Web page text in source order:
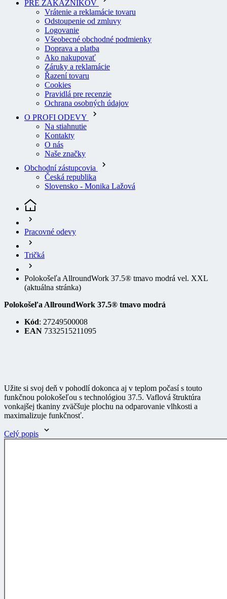
Odstoupenie od zmluvy
Logovanie
Všeobecné obchodné podmienky
Doprava a platba
Ako nakupovať
Záruky a reklamácie
Řazení tovaru
Cookies
Pravidlá pre recenzie
Ochrana osobných údajov
O PROFI ODEVY
Na stiahnutie
Kontakty
O nás
Naše značky
Obchodní zástupcovia
Česká republika
Slovensko - Monika Lažová
Tričká
Polokošeľa AllroundWork 37.5® tmavo modrá vel. XXL
(aktuálna stránka)
Polokošeľa AllroundWork 37.5® tmavo modrá
Kód: 27249500008
vonkajšej tkaniny zväčšuje plochu na odparovanie vlhkosti a
maximalizuje funkčnosť.
Celý popis